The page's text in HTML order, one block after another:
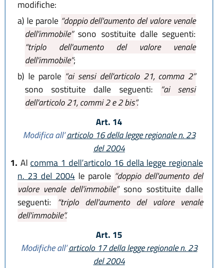
modifiche:
a) le parole “doppio dell'aumento del valore venale
dell'immobile”sono sostituite dalle seguenti:
“triplo dell'aumento del valore venale
dell'immobile”;
b) le parole “ai sensi dell'articolo 21, comma 2”
sono sostituite dalle seguenti: “ai sensi
dell'articolo 21, commi 2 e 2 bis”.
Art. 14
Modifica all’articolo 16 della legge regionale n. 23
del 2004
1. Al comma 1 dell’articolo 16 della legge regionale
n. 23 del 2004 le parole “doppio dell'aumento del
valore venale dell'immobile”sono sostituite dalle
seguenti: “triplo dell'aumento del valore venale
dell'immobile”.
Art. 15
Modifiche all’articolo 17 della legge regionale n. 23
del 2004